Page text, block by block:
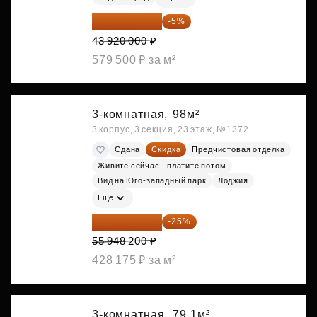
41 724 000 ₽ -5%
43 920 000 ₽
579 500 ₽ за м²
3-комнатная, 98м²
3 корпус, 3 секция, 23 этаж, №1372
Сдана Скидка
Предчистовая отделка
Живите сейчас - платите потом
Вид на Юго-западный парк
Лоджия
Ещё
41 961 150 ₽ -25%
55 948 200 ₽
428 175 ₽ за м²
3-комнатная, 79.1м²